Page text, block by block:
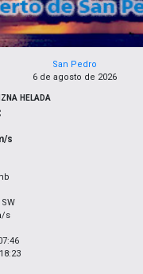
San Pedro
6 de agosto de 2026
helada
s
s